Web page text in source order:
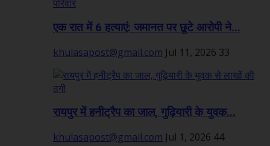
एक रात में 6 हत्याएं: जमानत पर छूटे आरोपी ने...
khulasapost@gmail.com Jul 11, 2026 33
रायपुर में हनीट्रैप का जाल, गुढ़ियारी के युवक...
khulasapost@gmail.com Jul 1, 2026 44